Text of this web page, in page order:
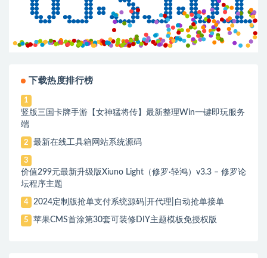
下载热度排行榜
1
竖版三国卡牌手游【女神猛将传】最新整理Win一键即玩服务
端
2 最新在线工具箱网站系统源码
3
价值299元最新升级版Xiuno Light（修罗·轻鸿）v3.3 – 修罗论
坛程序主题
4 2024定制版抢单支付系统源码|开代理|自动抢单接单
5 苹果CMS首涂第30套可装修DIY主题模板免授权版